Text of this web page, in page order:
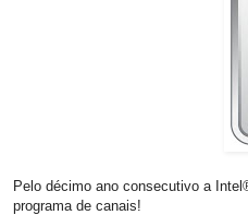
Pelo décimo ano consecutivo a
programa de canais!